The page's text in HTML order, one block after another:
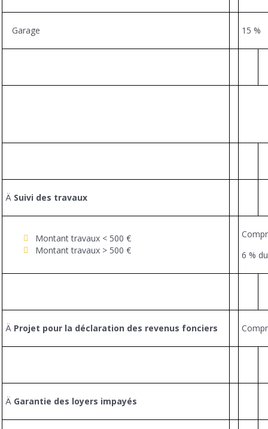
Garage 15 %
Ä Suivi des travaux
Montant travaux < 500 €
Montant travaux > 500 €
6 %
Ä Projet pour la déclaration des revenus fonciers
Ä Garantie des loyers impayés